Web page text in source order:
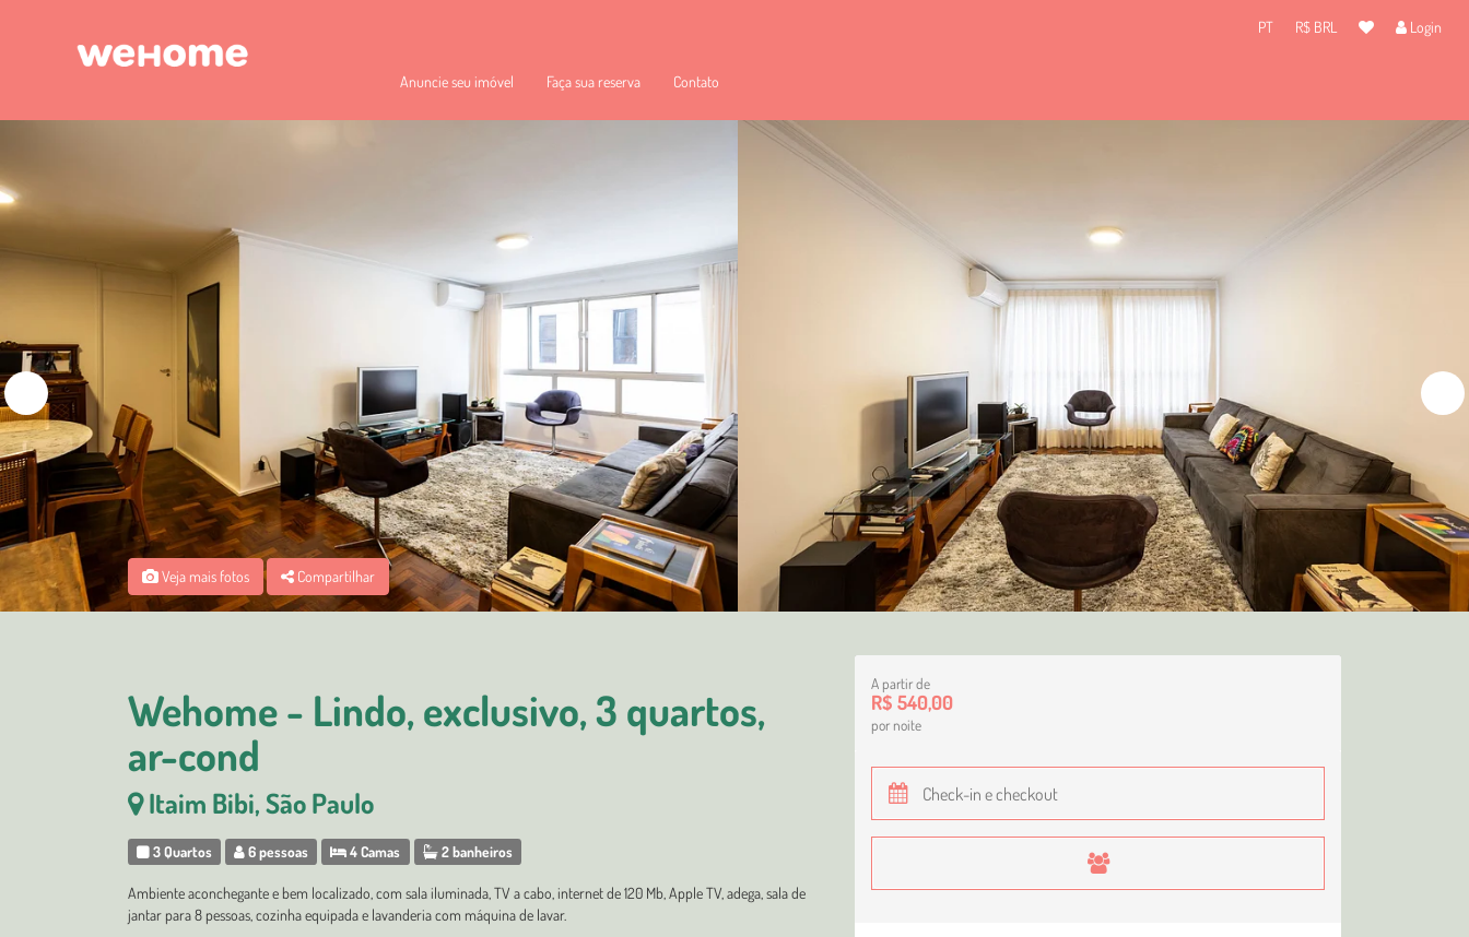
PT R$ BRL Login
Anuncie seu imóvel Faça sua reserva Contato
Veja mais fotos Compartilhar
Wehome - Lindo, exclusivo, 3 quartos,
ar-cond
Itaim Bibi, São Paulo
3 Quartos 6 pessoas 4 Camas 2 banheiros
Ambiente aconchegante e bem localizado, com sala iluminada, TV a cabo, internet de 120 Mb, Apple TV, adega, sala de
jantar para 8 pessoas, cozinha equipada e lavanderia com máquina de lavar.
A partir de
R$ 540,00
por noite